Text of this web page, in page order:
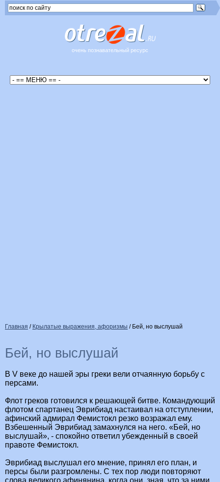
очень познавательный ресурс
Главная / Крылатые выражения, афоризмы / Бей, но выслушай
Бей, но выслушай
В V веке до нашей эры греки вели отчаянную борьбу с
персами.
Флот греков готовился к решающей битве. Командующий
флотом спартанец Эврибиад настаивал на отступлении,
афинский адмирал Фемистокл резко возражал ему.
Взбешенный Эврибиад замахнулся на него. «Бей, но
выслушай», - спокойно ответил убежденный в своей
правоте Фемистокл.
Эврибиад выслушал его мнение, принял его план, и
персы были разгромлены. С тех пор люди повторяют